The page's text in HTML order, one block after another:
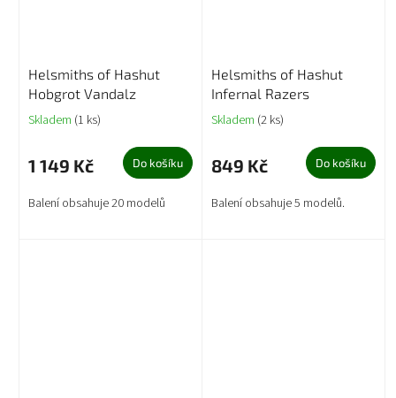
Helsmiths of Hashut
Hobgrot Vandalz
Skladem (1 ks)
1 149 Kč Do košíku
Balení obsahuje 20 modelů
Helsmiths of Hashut
Infernal Razers
Skladem (2 ks)
849 Kč Do košíku
Balení obsahuje 5 modelů.